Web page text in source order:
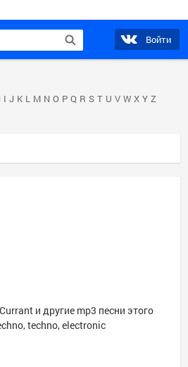
Войти
I J K L M N O P Q R S T U V W X Y Z
и другие mp3 песни этого
techno, electronic